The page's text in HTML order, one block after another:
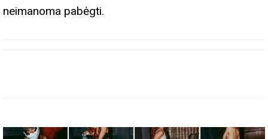
neimanoma pabėgti.